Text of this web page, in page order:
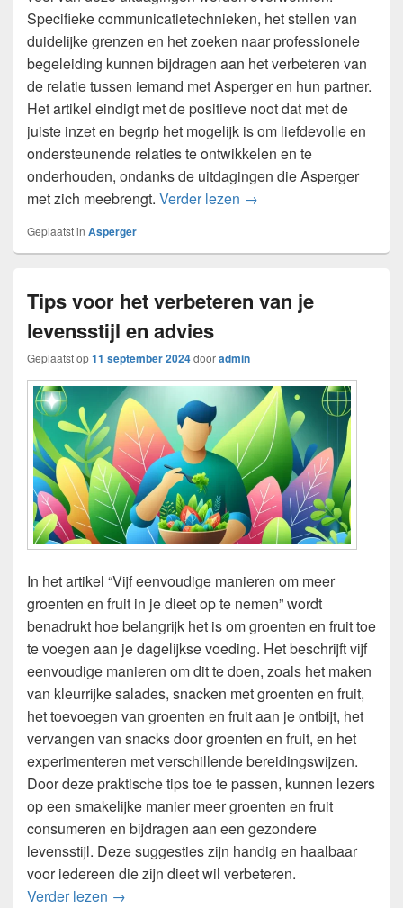
Specifieke communicatietechnieken, het stellen van
duidelijke grenzen en het zoeken naar professionele
begeleiding kunnen bijdragen aan het verbeteren van
de relatie tussen iemand met Asperger en hun partner.
Het artikel eindigt met de positieve noot dat met de
juiste inzet en begrip het mogelijk is om liefdevolle en
ondersteunende relaties te ontwikkelen en te
onderhouden, ondanks de uitdagingen die Asperger
met zich meebrengt. Verder lezen De impact van
→
Geplaatst in Asperger
Tips voor het verbeteren van je
levensstijl en advies
Geplaatst op11 september 2024dooradmin
In het artikel “Vijf eenvoudige manieren om meer
groenten en fruit in je dieet op te nemen” wordt
benadrukt hoe belangrijk het is om groenten en fruit toe
te voegen aan je dagelijkse voeding. Het beschrijft vijf
eenvoudige manieren om dit te doen, zoals het maken
van kleurrijke salades, snacken met groenten en fruit,
het toevoegen van groenten en fruit aan je ontbijt, het
vervangen van snacks door groenten en fruit, en het
experimenteren met verschillende bereidingswijzen.
Door deze praktische tips toe te passen, kunnen lezers
op een smakelijke manier meer groenten en fruit
consumeren en bijdragen aan een gezondere
levensstijl. Deze suggesties zijn handig en haalbaar
voor iedereen die zijn dieet wil verbeteren.
Verder lezen Tips voor het verbeteren van je levensstijl en
→